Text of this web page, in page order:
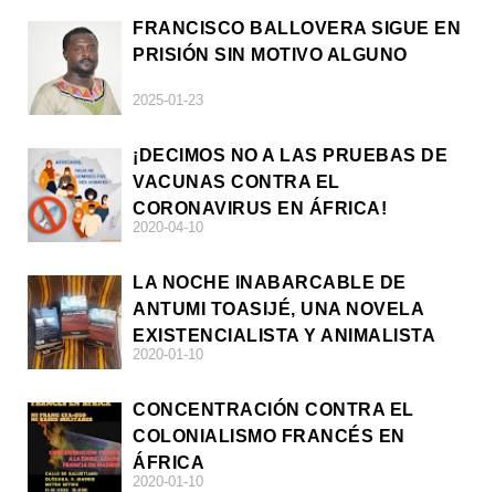
FRANCISCO BALLOVERA SIGUE EN
PRISIÓN SIN MOTIVO ALGUNO
2025-01-23
¡DECIMOS NO A LAS PRUEBAS DE
VACUNAS CONTRA EL
CORONAVIRUS EN ÁFRICA!
2020-04-10
LA NOCHE INABARCABLE DE
ANTUMI TOASIJÉ, UNA NOVELA
EXISTENCIALISTA Y ANIMALISTA
2020-01-10
CONCENTRACIÓN CONTRA EL
COLONIALISMO FRANCÉS EN
ÁFRICA
2020-01-10